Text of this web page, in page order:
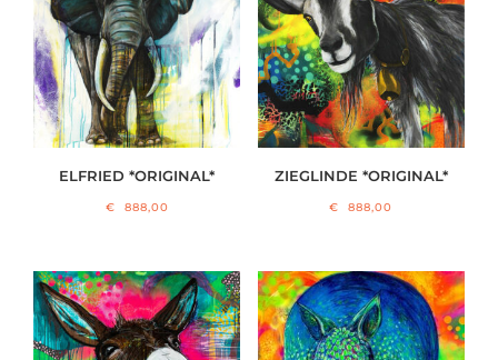
ELFRIED *ORIGINAL*
€ 888,00
ZIEGLINDE *ORIGINAL*
€ 888,00